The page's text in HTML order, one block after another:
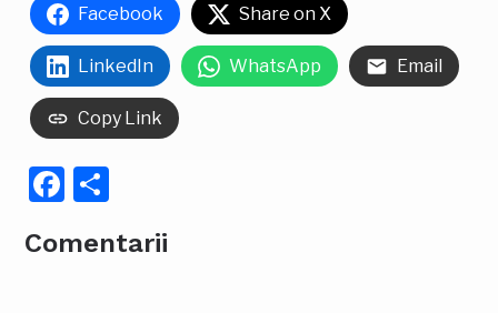
Facebook Share on X
LinkedIn WhatsApp Email
Copy Link
Facebook
Comentarii